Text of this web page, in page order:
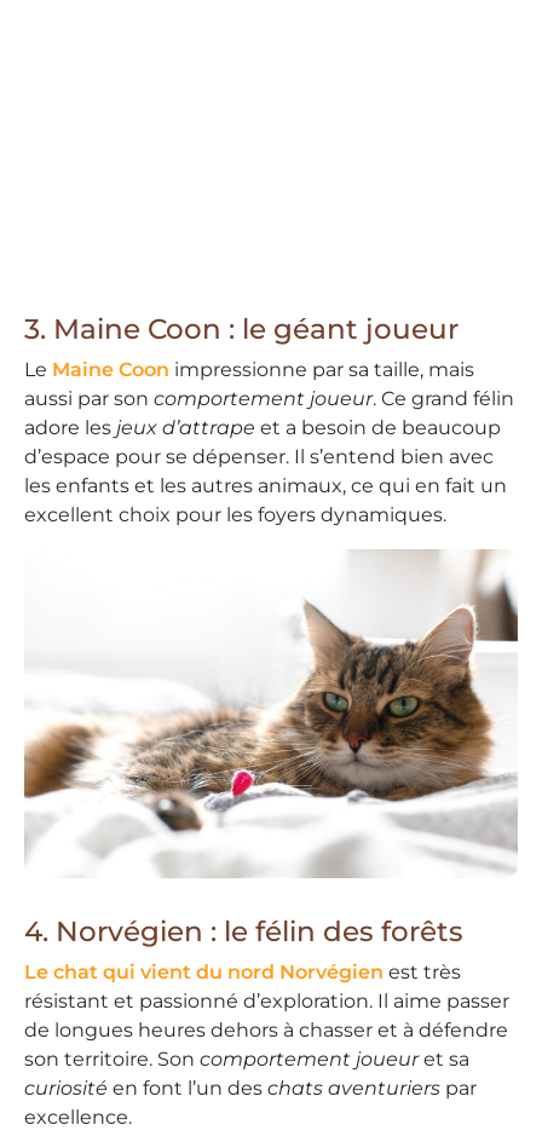
3. Maine Coon : le géant joueur
Le Maine Coon impressionne par sa taille, mais
aussi par son comportement joueur. Ce grand félin
adore les jeux d’attrape et a besoin de beaucoup
d’espace pour se dépenser. Il s’entend bien avec
les enfants et les autres animaux, ce qui en fait un
excellent choix pour les foyers dynamiques.
4. Norvégien : le félin des forêts
Le chat qui vient du nord Norvégien est très
résistant et passionné d’exploration. Il aime passer
de longues heures dehors à chasser et à défendre
son territoire. Son comportement joueuret sa
curiosité en font l’un des chats aventuriers par
excellence.